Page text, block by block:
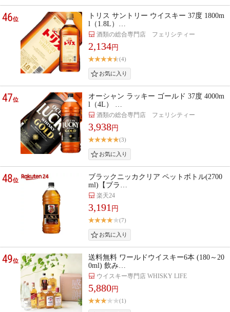
46位
トリス サントリー ウイスキー 37度 1800m
l（1.8L）…
酒類の総合専門店 フェリシティー
2,134円
(4)
47位
オーシャン ラッキー ゴールド 37度 4000m
l（4L） …
酒類の総合専門店 フェリシティー
3,938円
(3)
48位
ブラックニッカクリア ペットボトル(2700
ml)【ブラ…
楽天24
3,191 円
(7)
49位
送料無料 ワールドウイスキー6本 (180～20
0ml) 飲み…
ウイスキー専門店 WHISKY LIFE
5,880円
(1)